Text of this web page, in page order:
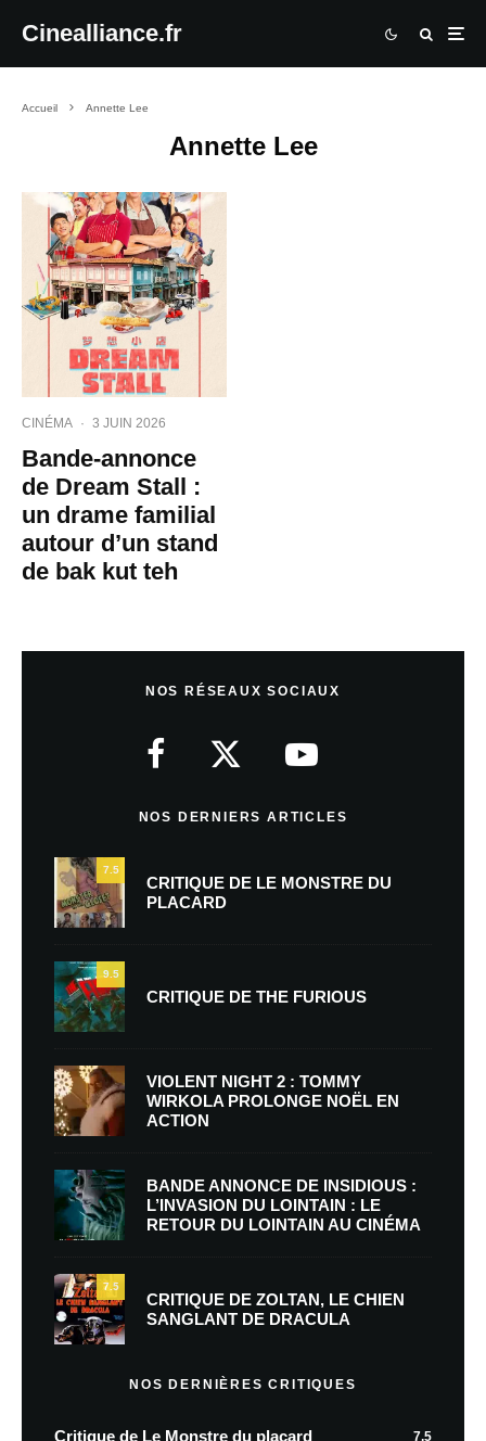
Cinealliance.fr
Accueil Annette Lee
Annette Lee
CINÉMA · 3 JUIN 2026
Bande-annonce
de Dream Stall :
un drame familial
autour d’un stand
de bak kut teh
NOS RÉSEAUX SOCIAUX
NOS DERNIERS ARTICLES
7.5
CRITIQUE DE LE MONSTRE DU
PLACARD
9.5
CRITIQUE DE THE FURIOUS
VIOLENT NIGHT 2 : TOMMY
WIRKOLA PROLONGE NOËL EN
ACTION
BANDE ANNONCE DE INSIDIOUS :
L’INVASION DU LOINTAIN : LE
RETOUR DU LOINTAIN AU CINÉMA
7.5
CRITIQUE DE ZOLTAN, LE CHIEN
SANGLANT DE DRACULA
NOS DERNIÈRES CRITIQUES
Critique de Le Monstre du placard 7.5